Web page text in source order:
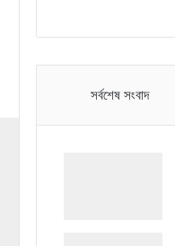
সর্বশেষ সংবাদ